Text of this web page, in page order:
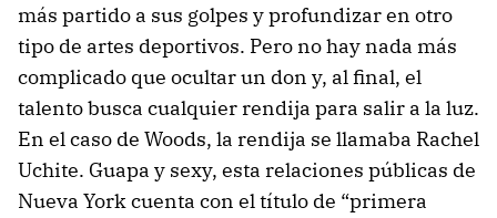
más partido a sus golpes y profundizar en otro
tipo de artes deportivos. Pero no hay nada más
complicado que ocultar un don y, al final, el
talento busca cualquier rendija para salir a la luz.
En el caso de Woods, la rendija se llamaba Rachel
Uchite. Guapa y sexy, esta relaciones públicas de
Nueva York cuenta con el título de “primera